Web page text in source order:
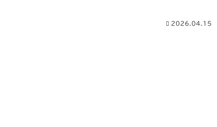
2026.04.15